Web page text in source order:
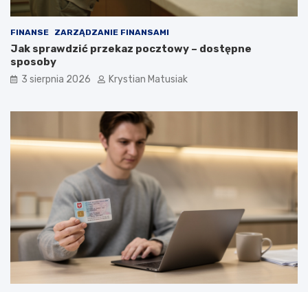
FINANSE ZARZĄDZANIE FINANSAMI
Jak sprawdzić przekaz pocztowy – dostępne
sposoby
3 sierpnia 2026 Krystian Matusiak